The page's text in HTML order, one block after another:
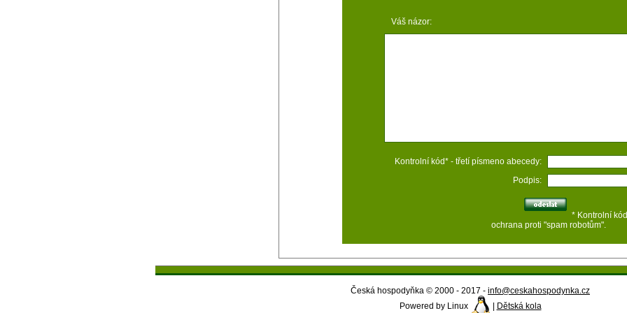
Váš názor:
Kontrolní kód* - třetí písmeno abecedy:
Podpis:
* Kontrolní
ochrana proti "spam robotům".
Česká hospodyňka © 2000 - 2017 - info@ceskahospodynka.cz
Powered by Linux
Dětská kola